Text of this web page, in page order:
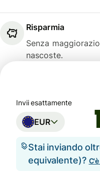
Risparmia
Senza
nascoste.
Invii esattamente
EUR
Stai inviando
equivalente)?